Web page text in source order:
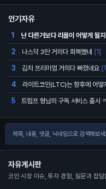
인기자유
1 난 다른거보다 리플이 어떻게 될
2 나스닥 3만 거의다 회복했네 [1]
3 김치 프리미엄 거의다 빠졌네요
4 라이트코인(LTC)는 향후에 어떻
5 트럼프 형님의 구독 서비스 출시
자유게시판
코인 시장 이슈, 투자 경험, 질문과 잡